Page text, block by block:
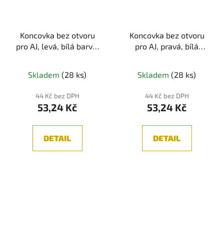
Koncovka bez otvoru
pro AJ, levá, bílá barva,
Skladem (28 ks)
44 Kč bez DPH
53,24 Kč
DETAIL
Koncovka bez otvoru
pro AJ, pravá, bílá
Skladem (28 ks)
44 Kč bez DPH
53,24 Kč
DETAIL